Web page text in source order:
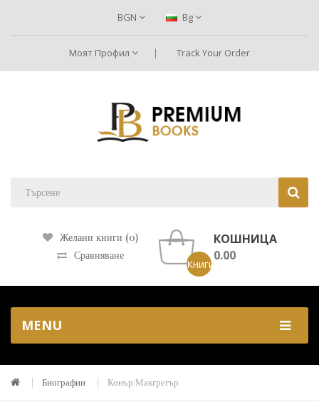
BGN Bg
Моят Профил Track Your Order
Желани книги (0)
Сравняване
Книги: 0 ()
КОШНИЦА
0.00
MENU
Биографии Конър Макгрегър